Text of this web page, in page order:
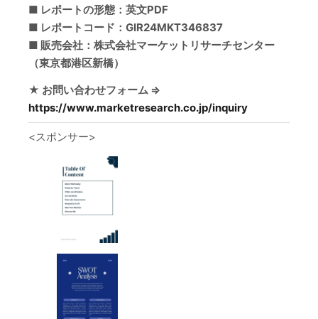
■ レポートの形態：英文PDF
■ レポートコード：GIR24MKT346837
■ 販売会社：株式会社マーケットリサーチセンター
（東京都港区新橋）
★ お問い合わせフォーム ⇒
https://www.marketresearch.co.jp/inquiry
<スポンサー>